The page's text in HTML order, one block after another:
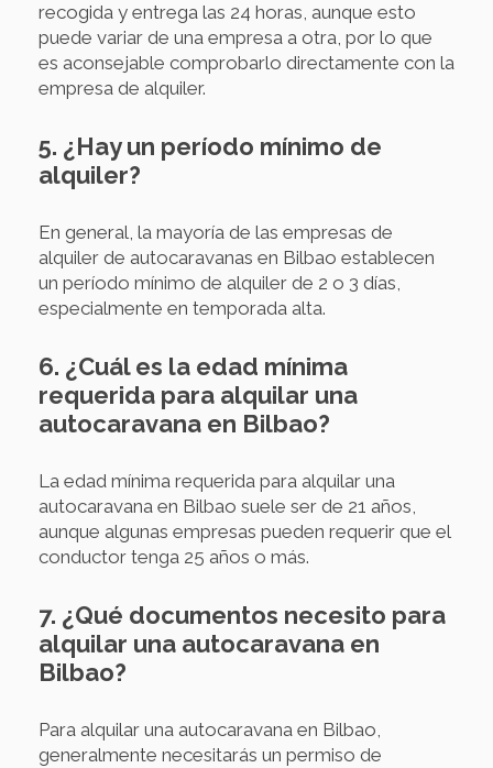
recogida y entrega las 24 horas, aunque esto
puede variar de una empresa a otra, por lo que
es aconsejable comprobarlo directamente con la
empresa de alquiler.
5. ¿Hay un período mínimo de
alquiler?
En general, la mayoría de las empresas de
alquiler de autocaravanas en Bilbao establecen
un período mínimo de alquiler de 2 o 3 días,
especialmente en temporada alta.
6. ¿Cuál es la edad mínima
requerida para alquilar una
autocaravana en Bilbao?
La edad mínima requerida para alquilar una
autocaravana en Bilbao suele ser de 21 años,
aunque algunas empresas pueden requerir que el
conductor tenga 25 años o más.
7. ¿Qué documentos necesito para
alquilar una autocaravana en
Bilbao?
Para alquilar una autocaravana en Bilbao,
generalmente necesitarás un permiso de